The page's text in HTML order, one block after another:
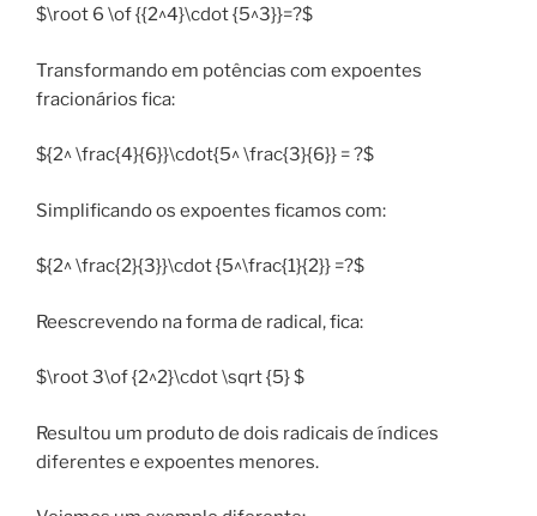
$\root 6 \of {{2^4}\cdot {5^3}}=?$
Transformando em potências com expoentes
fracionários fica:
${2^ \frac{4}{6}}\cdot{5^ \frac{3}{6}} = ?$
Simplificando os expoentes ficamos com:
${2^ \frac{2}{3}}\cdot {5^\frac{1}{2}} =?$
Reescrevendo na forma de radical, fica:
$\root 3\of {2^2}\cdot \sqrt {5} $
Resultou um produto de dois radicais de índices
diferentes e expoentes menores.